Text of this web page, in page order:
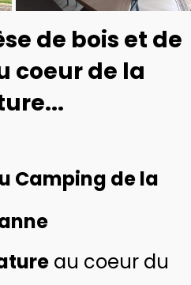
de bois et de
coeur de la
Camping de la
au coeur du